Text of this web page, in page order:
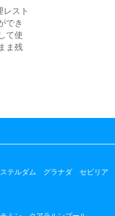
スト
でき
て使
ま残
テルダム グラナダ セビリア